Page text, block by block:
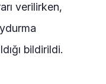
verilirken,
bildirildi.